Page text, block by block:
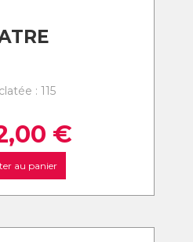
: 115
€
au panier